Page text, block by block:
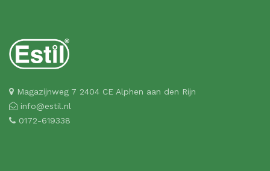
Magazijnweg 7 2404 CE Alphen aan den Rijn
info@estil.nl
0172-619338